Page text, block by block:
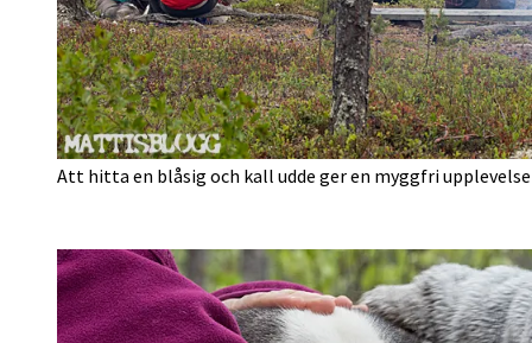
Att hitta en blåsig och kall udde ger en myggfri